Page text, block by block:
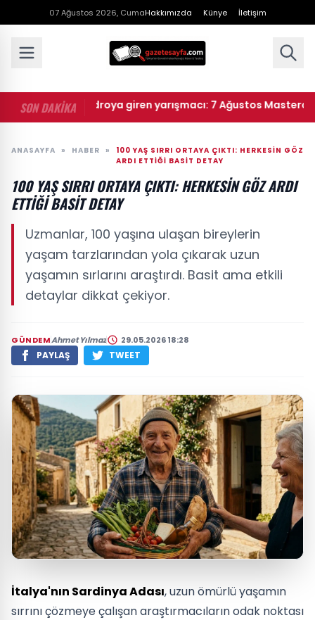
07 Ağustos 2026, CumaHakkımızda Künye İletişim
SON DAKİKA
ana kadroya giren yarışmacı: 7 Ağustos Masterchef
ANASAYFA » HABER »
100 YAŞ SIRRI ORTAYA ÇIKTI: HERKESIN GÖZ
ARDI ETTIĞI BASIT DETAY
100 YAŞ SIRRI ORTAYA ÇIKTI: HERKESIN GÖZ ARDI
ETTIĞI BASIT DETAY
Uzmanlar, 100 yaşına ulaşan bireylerin
yaşam tarzlarından yola çıkarak uzun
yaşamın sırlarını araştırdı. Basit ama etkili
detaylar dikkat çekiyor.
GÜNDEMAhmet Yılmaz 29.05.2026 18:28
PAYLAŞ TWEET
İtalya'nın Sardinya Adası, uzun ömürlü yaşamın
sırrını çözmeye çalışan araştırmacıların odak noktası